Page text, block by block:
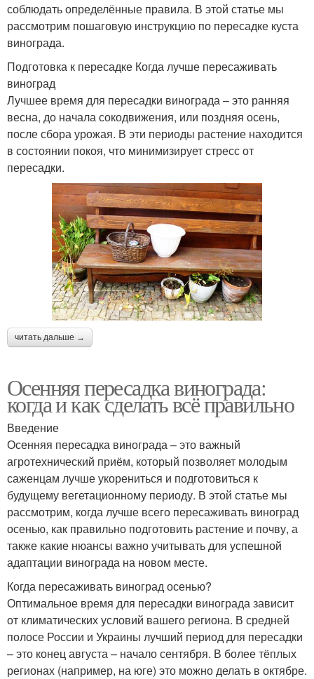
соблюдать определённые правила. В этой статье мы
рассмотрим пошаговую инструкцию по пересадке куста
винограда.
Подготовка к пересадке Когда лучше пересаживать
виноград
Лучшее время для пересадки винограда – это ранняя
весна, до начала сокодвижения, или поздняя осень,
после сбора урожая. В эти периоды растение находится
в состоянии покоя, что минимизирует стресс от
пересадки.
читать дальше →
Осенняя пересадка винограда:
когда и как сделать всё правильно
Введение
Осенняя пересадка винограда – это важный
агротехнический приём, который позволяет молодым
саженцам лучше укорениться и подготовиться к
будущему вегетационному периоду. В этой статье мы
рассмотрим, когда лучше всего пересаживать виноград
осенью, как правильно подготовить растение и почву, а
также какие нюансы важно учитывать для успешной
адаптации винограда на новом месте.
Когда пересаживать виноград осенью?
Оптимальное время для пересадки винограда зависит
от климатических условий вашего региона. В средней
полосе России и Украины лучший период для пересадки
– это конец августа – начало сентября. В более тёплых
регионах (например, на юге) это можно делать в октябре.